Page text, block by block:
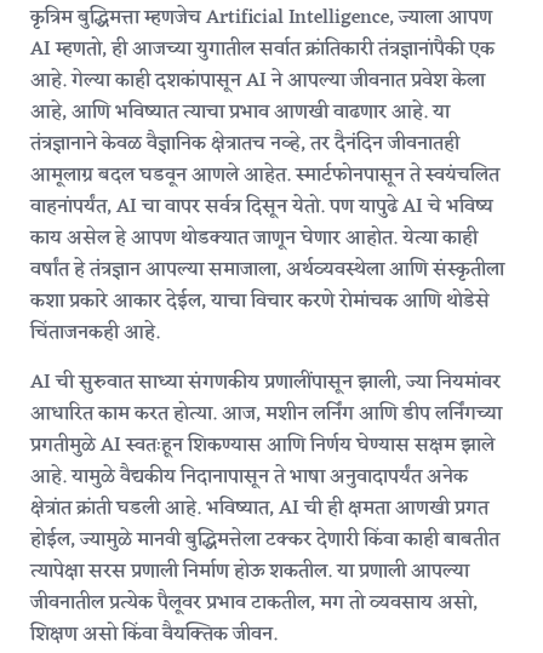
कृत्रिम बुद्धिमत्ता म्हणजेच Artificial Intelligence, ज्याला आपण
AI म्हणतो, ही आजच्या युगातील सर्वात क्रांतिकारी तंत्रज्ञानांपैकी एक
आहे. गेल्या काही दशकांपासून AI ने आपल्या जीवनात प्रवेश केला
आहे, आणि भविष्यात त्याचा प्रभाव आणखी वाढणार आहे. या
तंत्रज्ञानाने केवळ वैज्ञानिक क्षेत्रातच नव्हे, तर दैनंदिन जीवनातही
आमूलाग्र बदल घडवून आणले आहेत. स्मार्टफोनपासून ते स्वयंचलित
वाहनांपर्यंत, AI चा वापर सर्वत्र दिसून येतो. पण यापुढे AI चे भविष्य
काय असेल हे आपण थोडक्यात जाणून घेणार आहोत. येत्या काही
वर्षांत हे तंत्रज्ञान आपल्या समाजाला, अर्थव्यवस्थेला आणि संस्कृतीला
कशा प्रकारे आकार देईल, याचा विचार करणे रोमांचक आणि थोडेसे
चिंताजनकही आहे.
AI ची सुरुवात साध्या संगणकीय प्रणालींपासून झाली, ज्या नियमांवर
आधारित काम करत होत्या. आज, मशीन लर्निंग आणि डीप लर्निंगच्या
प्रगतीमुळे AI स्वतःहून शिकण्यास आणि निर्णय घेण्यास सक्षम झाले
आहे. यामुळे वैद्यकीय निदानापासून ते भाषा अनुवादापर्यंत अनेक
क्षेत्रांत क्रांती घडली आहे. भविष्यात, AI ची ही क्षमता आणखी प्रगत
होईल, ज्यामुळे मानवी बुद्धिमत्तेला टक्कर देणारी किंवा काही बाबतीत
त्यापेक्षा सरस प्रणाली निर्माण होऊ शकतील. या प्रणाली आपल्या
जीवनातील प्रत्येक पैलूवर प्रभाव टाकतील, मग तो व्यवसाय असो,
शिक्षण असो किंवा वैयक्तिक जीवन.